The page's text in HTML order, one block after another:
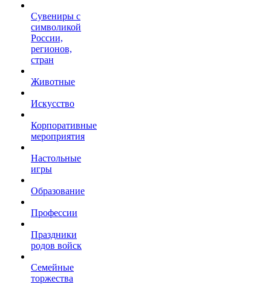
Сувениры с
символикой
России,
регионов,
стран
Животные
Искусство
Корпоративные
мероприятия
Настольные
игры
Образование
Профессии
Праздники
родов войск
Семейные
торжества